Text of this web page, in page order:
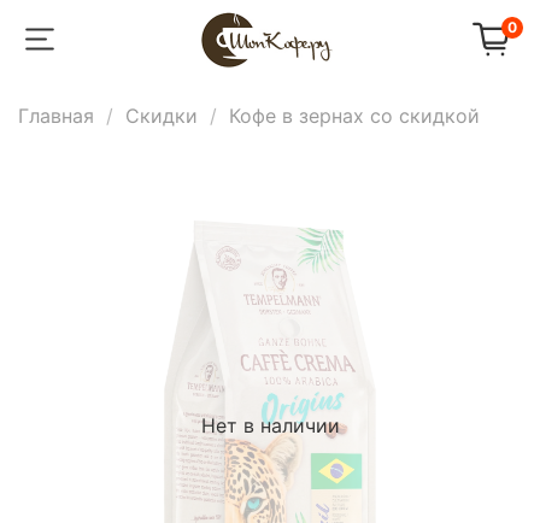
0
Главная Скидки Кофе в зернах со скидкой
Нет в наличии